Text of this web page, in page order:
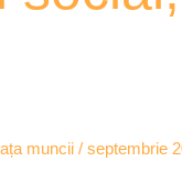
muncii /septembrie